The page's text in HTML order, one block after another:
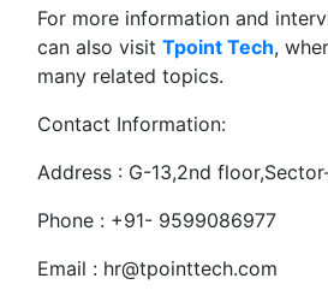
For more information and
can also visit Tpoint Tech,
many related topics.
Contact Information:
Address : G-13,2nd
Phone : +91- 9599086977
Email : hr@tpointtech.com